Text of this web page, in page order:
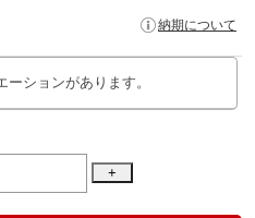
納期について
ションがあります。